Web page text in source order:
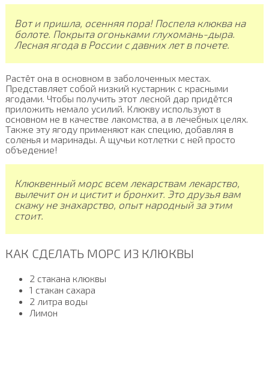
Вот и пришла, осенняя пора! Поспела клюква на
болоте. Покрыта огоньками глухомань-дыра.
Лесная ягода в России с давних лет в почете.
Растёт она в основном в заболоченных местах.
Представляет собой низкий кустарник с красными
ягодами. Чтобы получить этот лесной дар придётся
приложить немало усилий. Клюкву используют в
основном не в качестве лакомства, а в лечебных целях.
Также эту ягоду применяют как специю, добавляя в
соленья и маринады. А щучьи котлетки с ней просто
объедение!
Клюквенный морс всем лекарствам лекарство,
вылечит он и цистит и бронхит. Это друзья вам
скажу не знахарство, опыт народный за этим
стоит.
КАК СДЕЛАТЬ МОРС ИЗ КЛЮКВЫ
2 стакана клюквы
1 стакан сахара
2 литра воды
Лимон